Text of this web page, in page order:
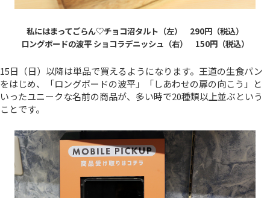
私にはまってごらん♡チョコ沼タルト（左） 290円（税込）
ロングボードの波平 ショコラデニッシュ（右） 150円（税込）
15日（日）以降は単品で買えるようになります。王道の生食パン
をはじめ、「ロングボードの波平」「しあわせの扉の向こう」と
いったユニークな名前の商品が、多い時で20種類以上並ぶという
ことです。